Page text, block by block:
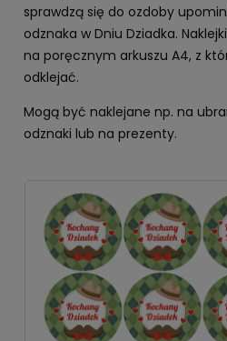
sprawdzą się do ozdoby
odznaka w Dniu Dziadka.
na poręcznym arkuszu A4, z
odklejać.
Mogą być naklejane np. na
odznaki lub na prezenty.